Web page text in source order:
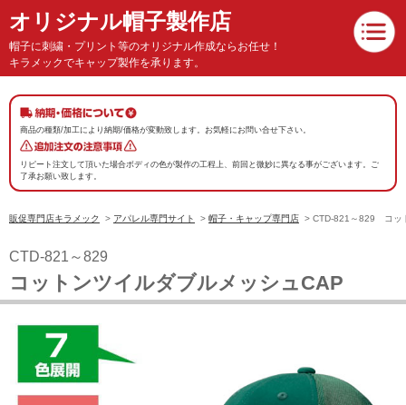
オリジナル帽子製作店
帽子に刺繍・プリント等のオリジナル作成ならお任せ！
キラメックでキャップ製作を承ります。
商品の種類/加工により納期/価格が変動致します。お気軽にお問い合せ下さい。
リピート注文して頂いた場合ボディの色が製作の工程上、前回と微妙に異なる事がございます。ご
了承お願い致します。
販促専門店キラメック > アパレル専門サイト > 帽子・キャップ専門店 > CTD-821～829 コッ
CTD-821～829
コットンツイルダブルメッシュCAP